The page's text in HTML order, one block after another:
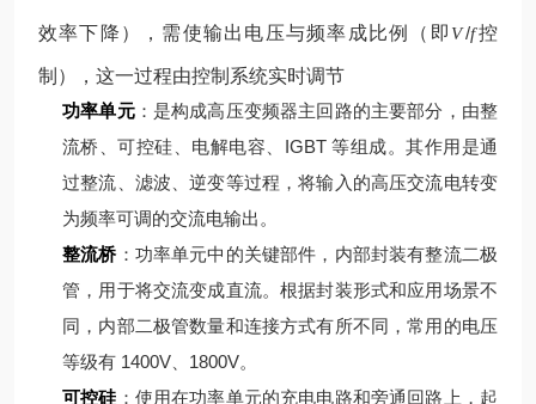
效率下降），需使输出电压与频率成比例（即 V /f控
制），这一过程由控制系统实时调节
功率单元：是构成高压变频器主回路的主要部分，由整
流桥、可控硅、电解电容、IGBT 等组成。其作用是通
过整流、滤波、逆变等过程，将输入的高压交流电转变
为频率可调的交流电输出。
整流桥：功率单元中的关键部件，内部封装有整流二极
管，用于将交流变成直流。根据封装形式和应用场景不
同，内部二极管数量和连接方式有所不同，常用的电压
等级有 1400V、1800V。
可控硅 ：使用在功率单元的充电电路和旁通回路上，起